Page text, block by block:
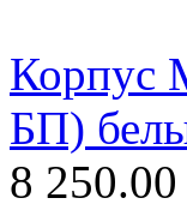
Корпус
БП)
8 250.00